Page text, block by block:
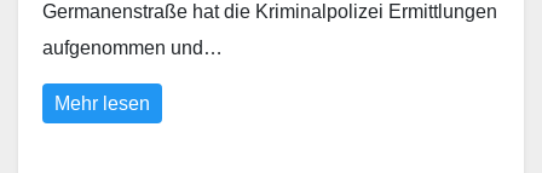
Germanenstraße hat die Kriminalpolizei Ermittlungen
aufgenommen und…
Mehr lesen